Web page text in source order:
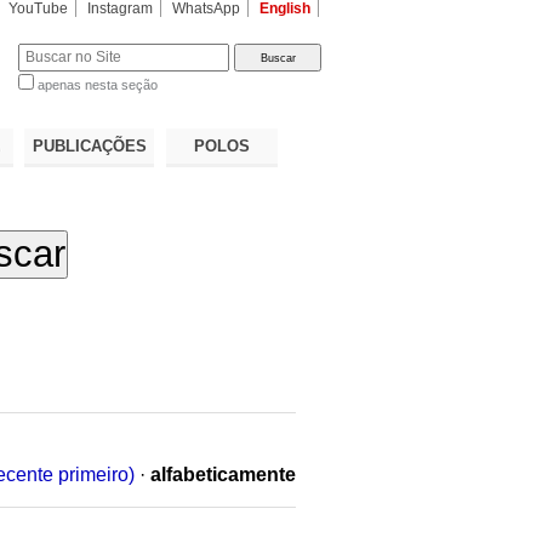
YouTube Instagram WhatsApp English
apenas nesta seção
PUBLICAÇÕES POLOS
primeiro) · alfabeticamente